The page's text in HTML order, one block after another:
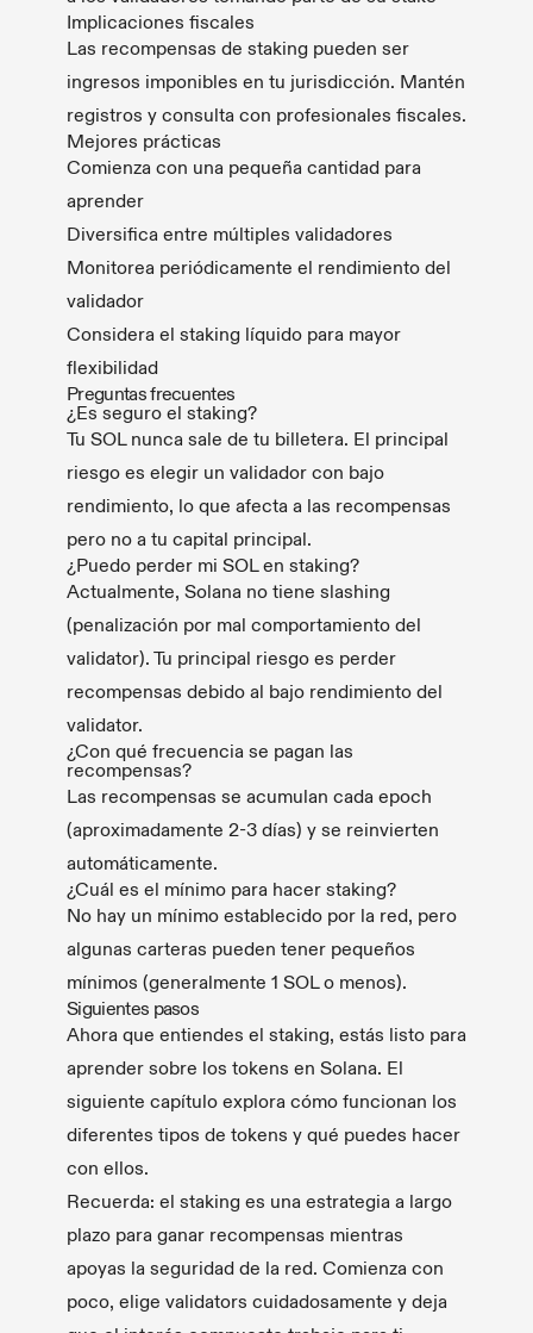
Implicaciones fiscales
Las recompensas de staking pueden ser
ingresos imponibles en tu jurisdicción. Mantén
registros y consulta con profesionales fiscales.
Mejores prácticas
Comienza con una pequeña cantidad para
aprender
Diversifica entre múltiples validadores
Monitorea periódicamente el rendimiento del
validador
Considera el staking líquido para mayor
flexibilidad
Preguntas frecuentes
¿Es seguro el staking?
Tu SOL nunca sale de tu billetera. El principal
riesgo es elegir un validador con bajo
rendimiento, lo que afecta a las recompensas
pero no a tu capital principal.
¿Puedo perder mi SOL en staking?
Actualmente, Solana no tiene slashing
(penalización por mal comportamiento del
validator). Tu principal riesgo es perder
recompensas debido al bajo rendimiento del
validator.
¿Con qué frecuencia se pagan las
recompensas?
Las recompensas se acumulan cada epoch
(aproximadamente 2-3 días) y se reinvierten
automáticamente.
¿Cuál es el mínimo para hacer staking?
No hay un mínimo establecido por la red, pero
algunas carteras pueden tener pequeños
mínimos (generalmente 1 SOL o menos).
Siguientes pasos
Ahora que entiendes el staking, estás listo para
aprender sobre los tokens en Solana. El
siguiente capítulo explora cómo funcionan los
diferentes tipos de tokens y qué puedes hacer
con ellos.
Recuerda: el staking es una estrategia a largo
plazo para ganar recompensas mientras
apoyas la seguridad de la red. Comienza con
poco, elige validators cuidadosamente y deja